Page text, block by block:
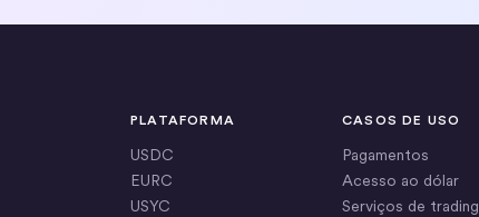
PLATAFORMA
USDC
EURC
USYC
CASOS DE USO
Pagamentos
Acesso ao dólar
Serviços de trading